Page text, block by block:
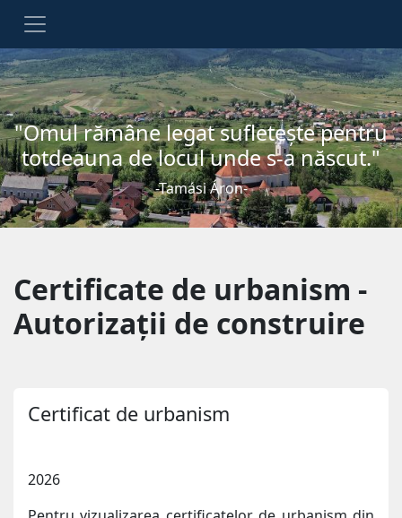
"Omul rămâne legat sufleteşte pentru
totdeauna de locul unde s-a născut."
-Tamási Áron-
Certificate de urbanism -
Autorizații de construire
Certificat de urbanism
2026